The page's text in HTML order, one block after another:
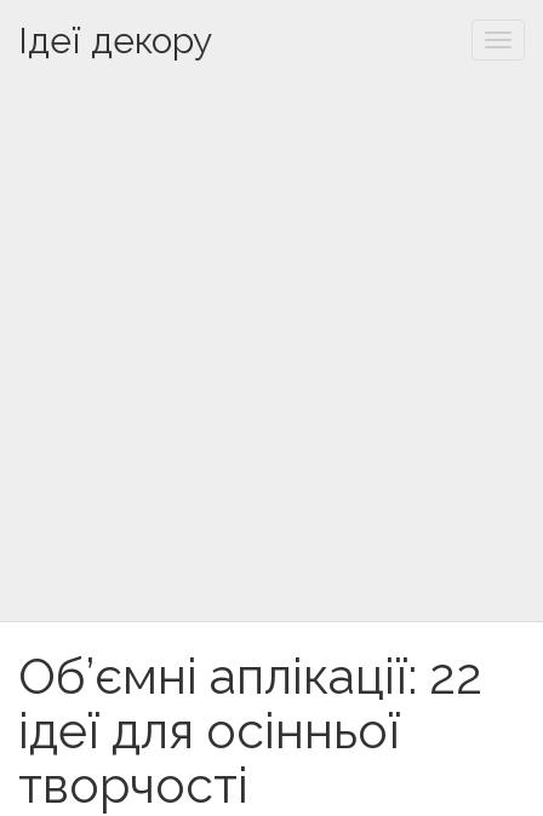
Ідеї декору
Об’ємні аплікації: 22
ідеї для осінньої
творчості